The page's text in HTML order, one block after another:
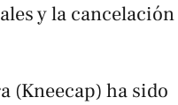
y la cancelación
(Kneecap) ha sido